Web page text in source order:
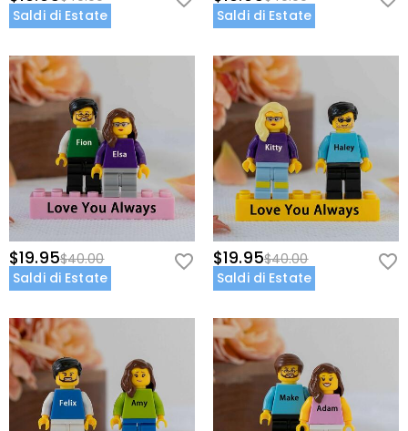
Saldi di Estate
Saldi di Estate
$19.95$40.00
Saldi di Estate
$19.95$40.00
Saldi di Estate